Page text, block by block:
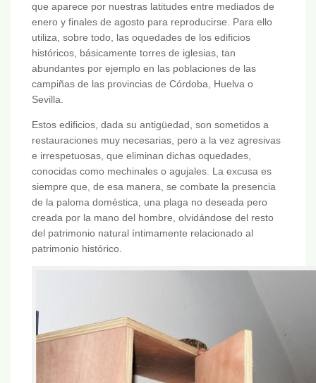
que aparece por nuestras latitudes entre mediados de
enero y finales de agosto para reproducirse. Para ello
utiliza, sobre todo, las oquedades de los edificios
históricos, básicamente torres de iglesias, tan
abundantes por ejemplo en las poblaciones de las
campiñas de las provincias de Córdoba, Huelva o
Sevilla.
Estos edificios, dada su antigüedad, son sometidos a
restauraciones muy necesarias, pero a la vez agresivas
e irrespetuosas, que eliminan dichas oquedades,
conocidas como mechinales o agujales. La excusa es
siempre que, de esa manera, se combate la presencia
de la paloma doméstica, una plaga no deseada pero
creada por la mano del hombre, olvidándose del resto
del patrimonio natural íntimamente relacionado al
patrimonio histórico.